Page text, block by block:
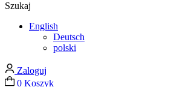
Szukaj
English
Deutsch
polski
Zaloguj
0 Koszyk